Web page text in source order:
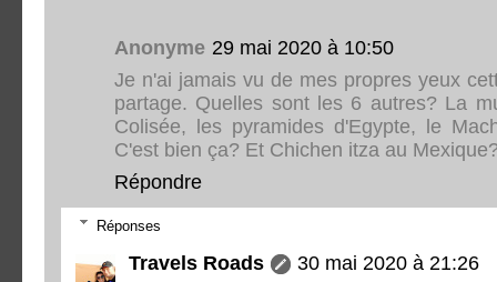
Anonyme 29 mai 2020 à 10:50
Je n'ai jamais vu de mes propres yeux
partage. Quelles sont les 6 autres? La
Colisée, les pyramides d'Egypte, le
C'est bien ça? Et Chichen itza au
Répondre
Réponses
Travels Roads
30 mai 2020 à 21:26